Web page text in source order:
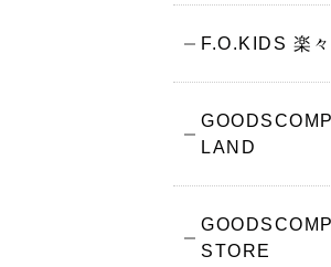
F.O.KIDS 楽
LAND
STORE